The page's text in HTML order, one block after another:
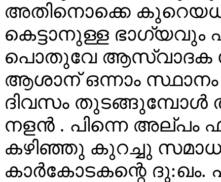
അതിനൊക്കെ
കെട്ടാനുള്ള ഭാഗ്യവും
പൊതുവേ ആസ്വാദക
ആശാന് ഒന്നാം
ദിവസം തുടങ്ങുമ്പോള്‍
നളന്‍ . പിന്നെ അല്പം
കഴിഞ്ഞു കുറച്ചു
കാര്‍കോടകന്റെ